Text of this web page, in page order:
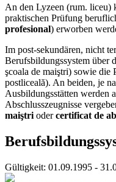
An den Lyzeen (rum. liceu)
praktischen Prüfung
profesional) erworben
Im post-sekundären, nicht
Berufsbildungssystem über
şcoala de maiştri) sowie die
postliceală). An beiden, je
Ausbildungsstätten werden
Abschlusszeugnisse
maiştri odercertificat de
Gültigkeit: 01.09.1995 -